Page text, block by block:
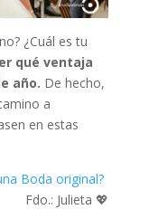
¿Cuál es tu
qué ventaja
año. De hecho,
a
en estas
Boda original?
Fdo.: Julieta 💖